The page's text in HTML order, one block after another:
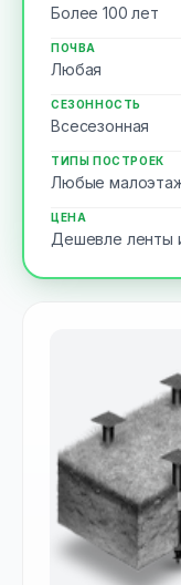
Более 100 лет
ПОЧВА
Любая
СЕЗОННОСТЬ
Всесезонная
ТИПЫ ПОСТРОЕК
Любые
ЦЕНА
Дешевле ленты